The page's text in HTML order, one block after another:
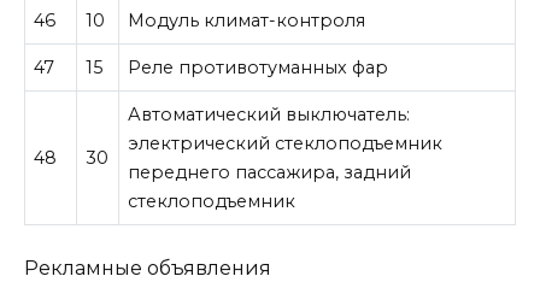
46 10 Модуль климат-контроля
47 15 Реле противотуманных фар
48 30
Автоматический выключатель:
электрический стеклоподъемник
переднего пассажира, задний
стеклоподъемник
Рекламные объявления